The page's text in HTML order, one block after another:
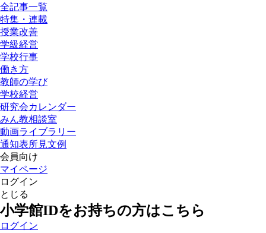
全記事一覧
特集・連載
授業改善
学級経営
学校行事
働き方
教師の学び
学校経営
研究会カレンダー
みん教相談室
動画ライブラリー
通知表所見文例
会員向け
マイページ
ログイン
とじる
小学館IDをお持ちの方はこちら
ログイン